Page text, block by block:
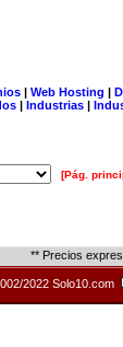
| Web Hosting |
| Industrias |
[Pág.
** Precios
2022 Solo10.com